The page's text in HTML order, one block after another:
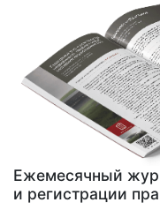
Ежемесячный
и регистрации